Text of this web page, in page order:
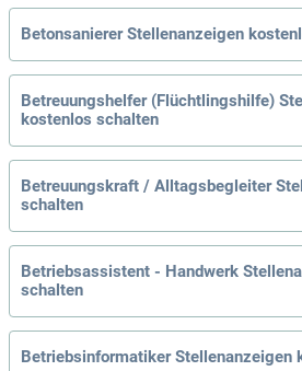
Betonsanierer Stellenanzeigen
Betreuungshelfer (Flüchtlingshilfe)
kostenlos schalten
Betreuungskraft / Alltagsbegleiter
schalten
Betriebsassistent - Handwerk
schalten
Betriebsinformatiker Stellenanzeigen